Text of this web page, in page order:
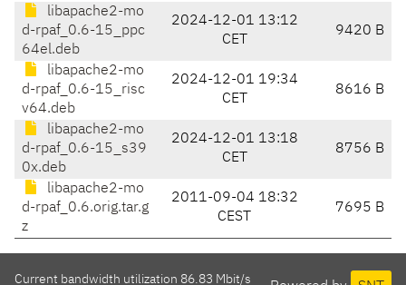
libapache2-mo
d-rpaf_0.6-15_ppc
64el.deb
2024-12-01 13:12
CET
9420 B
libapache2-mo
d-rpaf_0.6-15_risc
v64.deb
2024-12-01 19:34
CET
8616 B
libapache2-mo
d-rpaf_0.6-15_s39
0x.deb
2024-12-01 13:18
CET
8756 B
libapache2-mo
d-rpaf_0.6.orig.tar.g
z
2011-09-04 18:32
CEST
7695 B
Current bandwidth utilization 86.83 Mbit/s